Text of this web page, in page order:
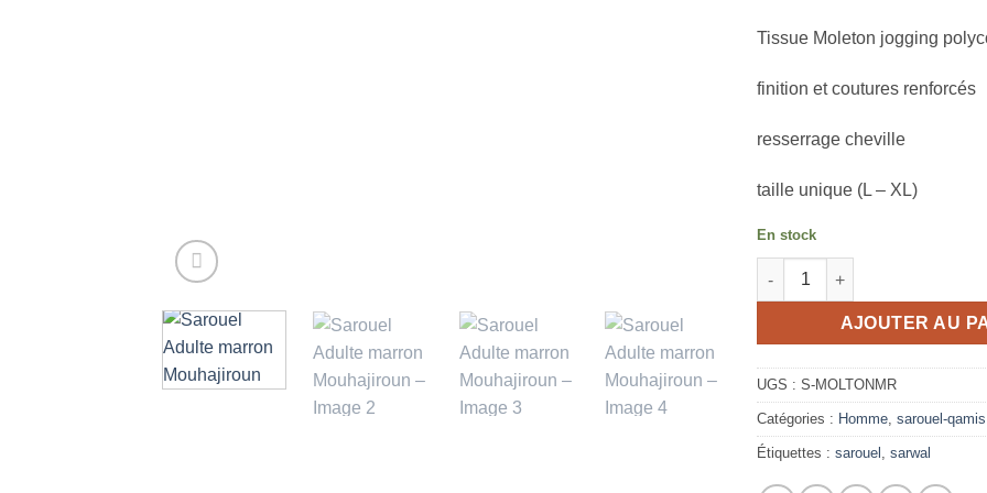
Tissue Moleton jogging
finition et coutures renforcés
resserrage cheville
taille unique (L – XL)
En stock
quantité de Sarouel Adulte
AJOUTER AU
UGS : S-MOLTONMR
Catégories : Homme, sarouel-qamis
Étiquettes : sarouel , sarwal